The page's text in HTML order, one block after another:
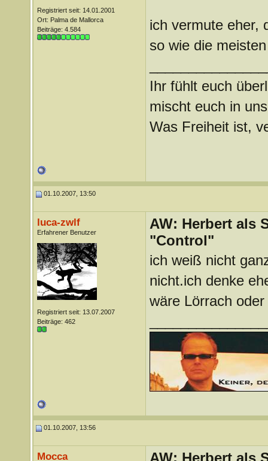
Registriert seit: 14.01.2001
Ort: Palma de Mallorca
Beiträge: 4.584
ich vermute eher,
so wie die
Ihr fühlt euch
mischt euch in
Was Freiheit ist,
01.10.2007, 13:50
luca-zwlf
Erfahrener Benutzer
Registriert seit: 13.07.2007
Beiträge: 462
AW: Herbert als
"Control"
ich weiß nicht
nicht.ich denke
wäre Lörrach
01.10.2007, 13:56
Mocca
AW: Herbert als